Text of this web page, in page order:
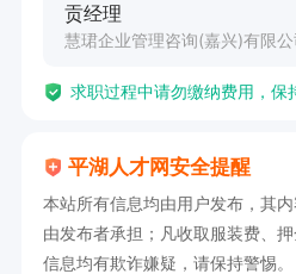
1、硕士及以上学历，工商
2、具备良好的逻辑思维、
能力
3、熟练使用常用办公软件
贡经理
慧珺企业管理咨询(嘉兴)有限公
求职过程中请勿缴纳费用，保
平湖人才网安全提醒
本站所有信息均由用户发布，其
由发布者承担；凡收取服装费、
信息均有欺诈嫌疑，请保持警惕。